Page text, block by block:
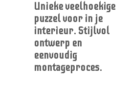
Unieke veelhoekige
puzzel voor in je
interieur. Stijlvol
ontwerp en
eenvoudig
montageproces.